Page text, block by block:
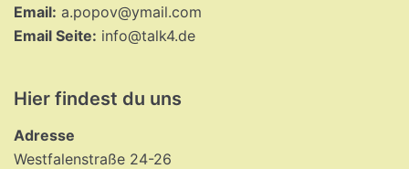
Email: a.popov@ymail.com
Email Seite: info@talk4.de
Hier findest du uns
Adresse
Westfalenstraße 24-26